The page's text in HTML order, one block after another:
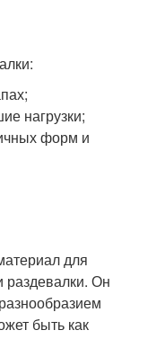
нагрузки;
форм и
для
раздевалки. Он
быть как